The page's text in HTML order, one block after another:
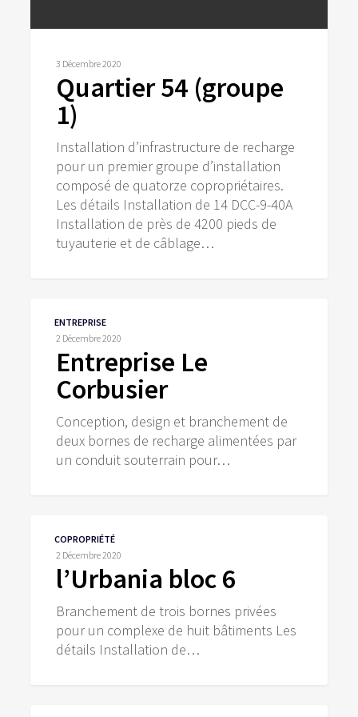
3 Décembre 2020
Quartier 54 (groupe
1)
Installation d’infrastructure de recharge
pour un premier groupe d’installation
composé de quatorze copropriétaires.
Les détails Installation de 14 DCC-9-40A
Installation de près de 4200 pieds de
tuyauterie et de câblage…
Corbusier
ENTREPRISE
2 Décembre 2020
Entreprise Le
Corbusier
Conception, design et branchement de
deux bornes de recharge alimentées par
un conduit souterrain pour…
blocCOPROPRIÉTÉ
2 Décembre 2020
l’Urbania bloc 6
Branchement de trois bornes privées
pour un complexe de huit bâtiments Les
détails Installation de…